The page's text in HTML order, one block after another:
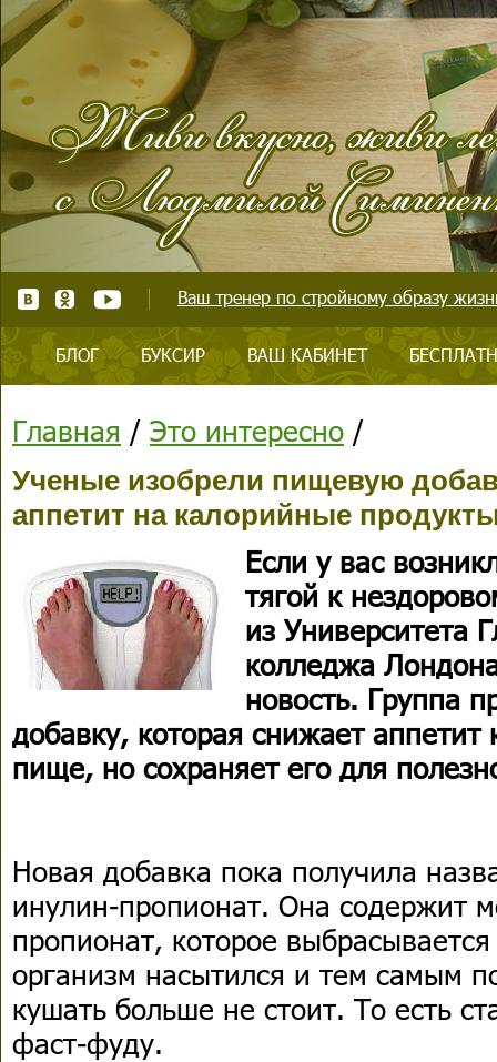
Ваш тренер по стройному образу
БЛОГ БУКСИР ВАШ КАБИНЕТ
Главная / Это интересно /
Ученые изобрели пищевую
аппетит на калорийные
Если у вас
тягой к
из Университета
колледжа
новость. Группа
добавку, которая снижает
пище, но сохраняет его для
Новая добавка пока получила
инулин-пропионат. Она содержит
пропионат, которое
организм насытился и тем самым
кушать больше не стоит. То есть
фаст-фуду.